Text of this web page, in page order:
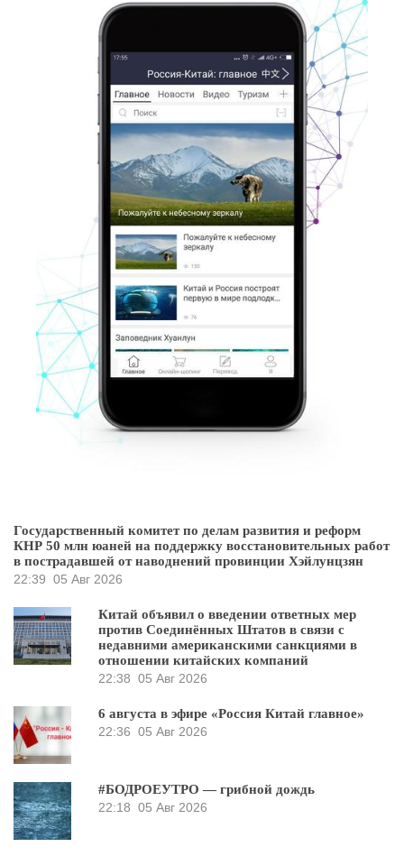
Государственный комитет по делам развития и реформ
КНР 50 млн юаней на поддержку восстановительных работ
в пострадавшей от наводнений провинции Хэйлунцзян
22:39 05 Авг 2026
Китай объявил о введении ответных мер
против Соединённых Штатов в связи с
недавними американскими санкциями в
отношении китайских компаний
22:38 05 Авг 2026
6 августа в эфире «Россия Китай главное»
22:36 05 Авг 2026
#БОДРОЕУТРО — грибной дождь
22:18 05 Авг 2026